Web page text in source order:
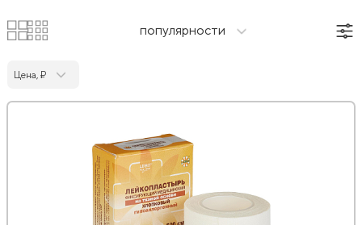
популярности
Цена, ₽